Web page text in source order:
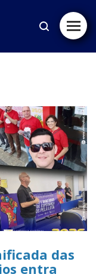
das
entra